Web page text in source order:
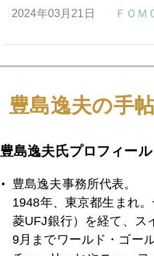
2024年03月21日 ＦＯＭ
2024年03月15日 高止ま
豊島逸夫の手
豊島逸夫氏プロフィール
豊島逸夫事務所代表。
1948年、東京都生まれ
菱UFJ銀行）を経て、ス
9月までワールド・ゴー